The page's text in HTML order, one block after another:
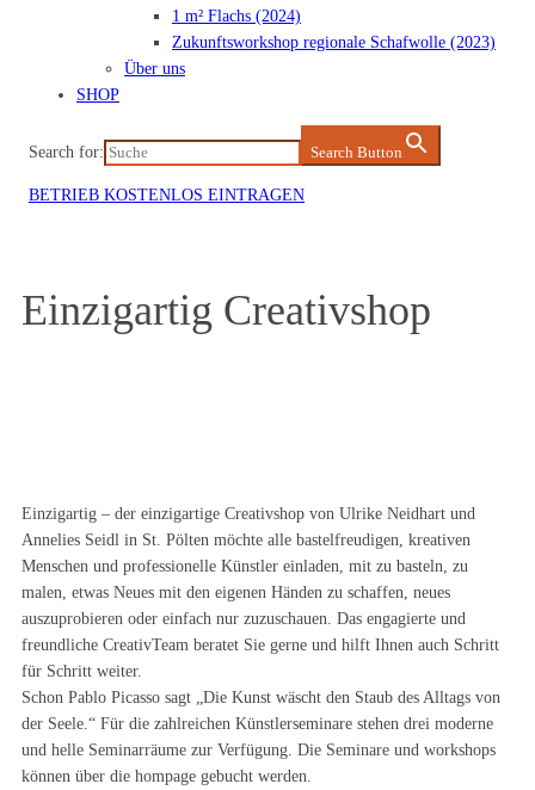
1 m² Flachs (2024)
Zukunftsworkshop regionale Schafwolle (2023)
Über uns
SHOP
Search for: Search Button
BETRIEB KOSTENLOS EINTRAGEN
Einzigartig Creativshop
Einzigartig – der einzigartige Creativshop von Ulrike Neidhart und
Annelies Seidl in St. Pölten möchte alle bastelfreudigen, kreativen
Menschen und professionelle Künstler einladen, mit zu basteln, zu
malen, etwas Neues mit den eigenen Händen zu schaffen, neues
auszuprobieren oder einfach nur zuzuschauen. Das engagierte und
freundliche CreativTeam beratet Sie gerne und hilft Ihnen auch Schritt
für Schritt weiter.
Schon Pablo Picasso sagt „Die Kunst wäscht den Staub des Alltags von
der Seele.“ Für die zahlreichen Künstlerseminare stehen drei moderne
und helle Seminarräume zur Verfügung. Die Seminare und workshops
können über die hompage gebucht werden.